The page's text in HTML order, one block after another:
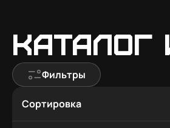
Каталог
Фильтры
Сортировка